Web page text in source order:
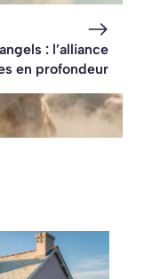
: l’alliance
en profondeur